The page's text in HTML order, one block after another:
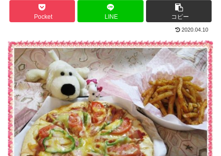
Pocket LINE コピー
2020.04.10